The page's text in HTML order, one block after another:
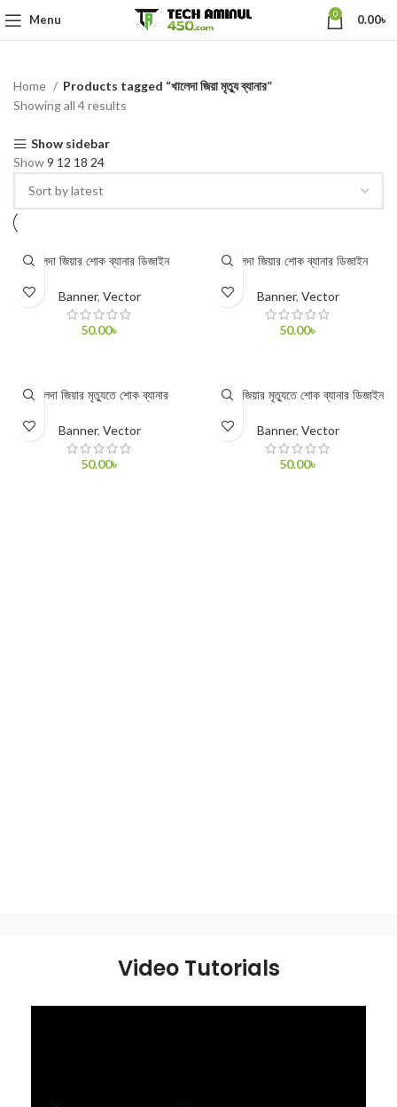
Menu 0 0.00৳
Home
Products tagged “খালেদা জিয়া মৃত্যু ব্যানার”
Showing all 4 results
Show sidebar
Show9 12 18 24
খালেদা জিয়ার শোক ব্যানার ডিজাইন
Banner, Vector
50.00৳
খালেদা জিয়ার শোক ব্যানার ডিজাইন
Banner, Vector
50.00৳
খালেদা জিয়ার মৃত্যুতে শোক ব্যানার
Banner, Vector
50.00৳
খালেদা জিয়ার মৃত্যুতে শোক ব্যানার ডিজাইন
Banner, Vector
50.00৳
Video Tutorials